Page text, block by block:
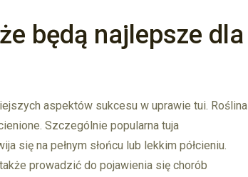
będą najlepsze dla
aspektów sukcesu w uprawie tui. Roślina
Szczególnie popularna tuja
się na pełnym słońcu lub lekkim półcieniu.
prowadzić do pojawienia się chorób